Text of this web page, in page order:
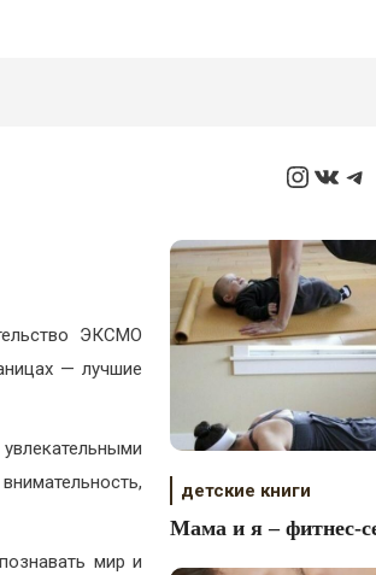
ЭКСМО
— лучшие
мир и
детские книги
Мама и я – фитнес-